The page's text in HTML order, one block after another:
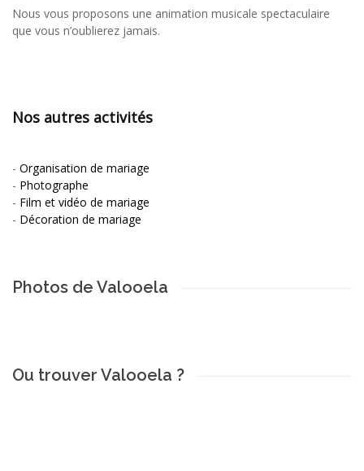
Nous vous proposons une animation musicale spectaculaire
que vous n’oublierez jamais.
Nos autres activités
- Organisation de mariage
- Photographe
- Film et vidéo de mariage
- Décoration de mariage
Photos de Valooela
Ou trouver Valooela ?